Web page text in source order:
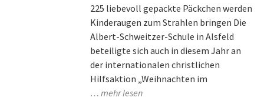
225 liebevoll gepackte Päckchen werden
Kinderaugen zum Strahlen bringen Die
Albert-Schweitzer-Schule in Alsfeld
beteiligte sich auch in diesem Jahr an
der internationalen christlichen
Hilfsaktion „Weihnachten im
… mehr lesen